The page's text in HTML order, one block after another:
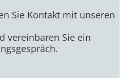
Sie Kontakt mit unseren
vereinbaren Sie ein